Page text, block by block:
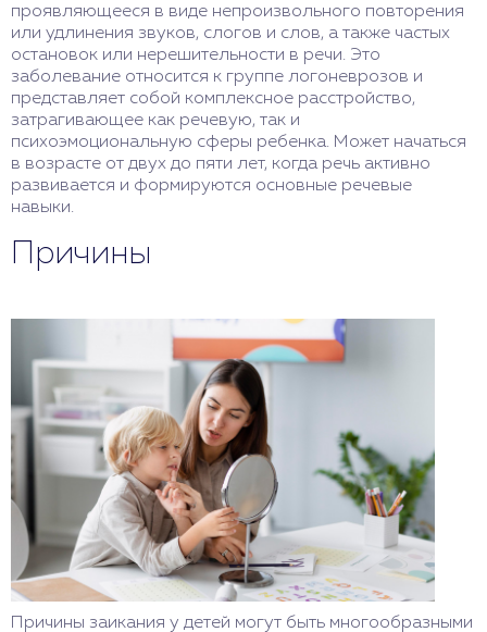
проявляющееся в виде непроизвольного повторения
или удлинения звуков, слогов и слов, а также частых
остановок или нерешительности в речи. Это
заболевание относится к группе логоневрозов и
представляет собой комплексное расстройство,
затрагивающее как речевую, так и
психоэмоциональную сферы ребенка. Может начаться
в возрасте от двух до пяти лет, когда речь активно
развивается и формируются основные речевые
навыки.
Причины
Причины заикания у детей могут быть многообразными